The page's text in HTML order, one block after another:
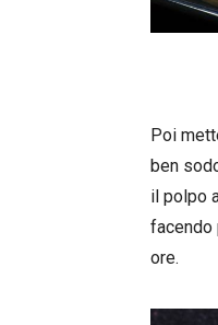
Poi
ben
il polpo
facendo
ore.